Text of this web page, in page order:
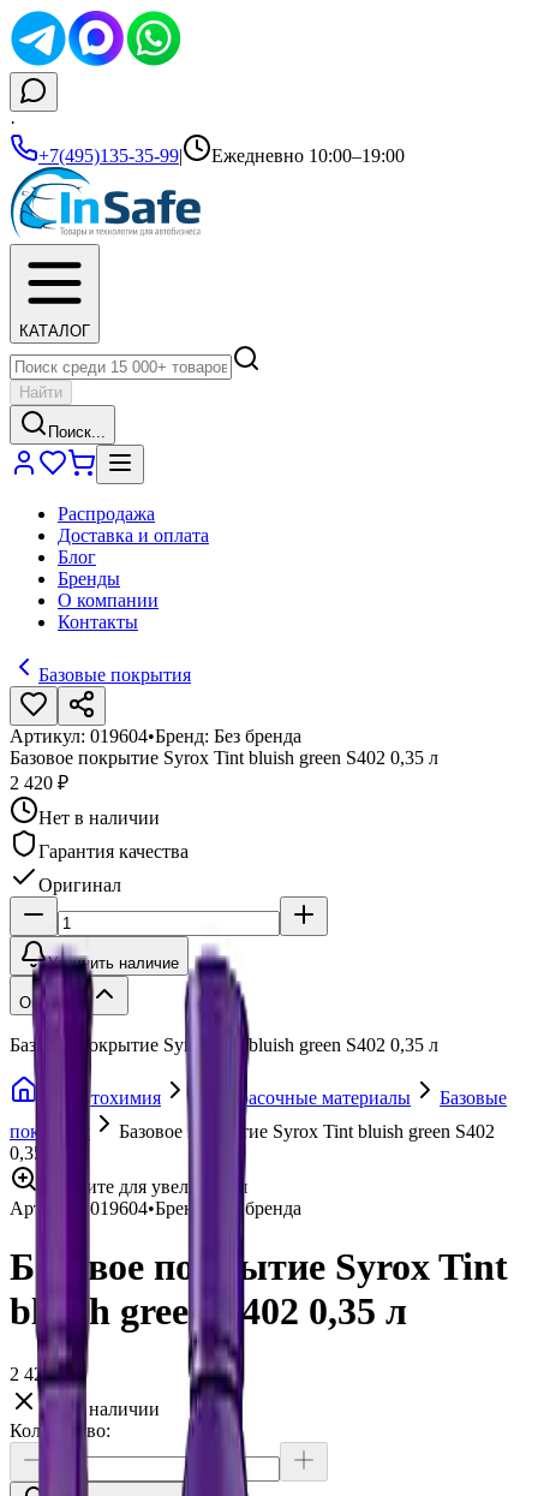
·
+7(495)135-35-99| Ежедневно 10:00–19:00
КАТАЛОГ
Найти
Поиск...
Распродажа
Доставка и оплата
Блог
Бренды
О компании
Контакты
Базовые покрытия
Артикул: 019604•Бренд: Без бренда
Базовое покрытие Syrox Tint bluish green S402 0,35 л
2 420 ₽
Нет в наличии
Гарантия качества
Оригинал
Уточнить наличие
Описание
Базовое покрытие Syrox Tint bluish green S402 0,35 л
Автохимия Лакокрасочные материалы
Базовые
покрытия
Базовое покрытие Syrox Tint bluish green S402
0,35 л
Нажмите для увеличения
Артикул: 019604•Бренд: Без бренда
Базовое покрытие Syrox Tint
bluish green S402 0,35 л
2 420 ₽
Нет в наличии
Количество: